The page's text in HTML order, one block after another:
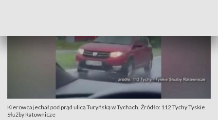
Kierowca jechał pod prąd ulicą Turyńską w Tychach. Źródło: 112 Tychy Tyskie
Służby Ratownicze